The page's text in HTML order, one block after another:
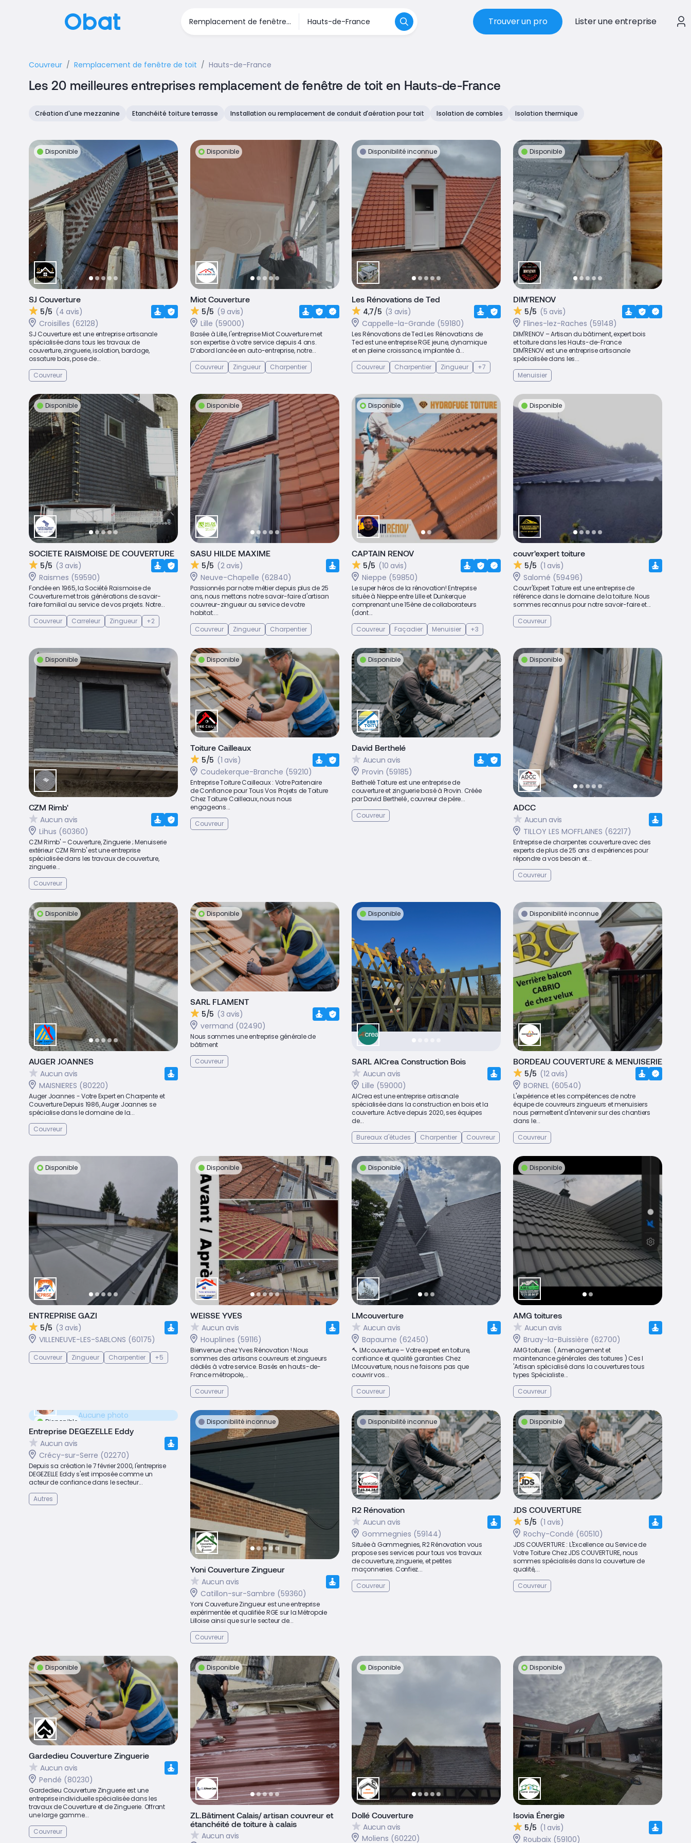
Trouver un pro Lister une entreprise
Couvreur Remplacement de fenêtre de toit Hauts-de-France
Les 20 meilleures entreprises remplacement de fenêtre de toit en Hauts-de-France
Création d'une mezzanine Etanchéité toiture terrasse Installation ou remplacement de conduit d'aération pour toit Isolation de combles Isolation thermique
Disponible
SJ Couverture
5/5 (4 avis)
Croisilles (62128)
SJ Couverture est une entreprise artisanale
spécialisée dans tous les travaux de
couverture, zinguerie, isolation, bardage,
ossature bois, pose de...
Couvreur
Disponible
Miot Couverture
5/5 (9 avis)
Lille (59000)
Basée à Lille, l'entreprise Miot Couverture met
son expertise à votre service depuis 4 ans.
D’abord lancée en auto-entreprise, notre...
Couvreur
Zingueur Charpentier
Disponibilité inconnue
Les Rénovations de Ted
4,7/5 (3 avis)
Cappelle-la-Grande (59180)
Les Rénovations de Ted Les Rénovations de
Ted est une entreprise RGE jeune, dynamique
et en pleine croissance, implantée à...
Couvreur
Charpentier Zingueur +7
Disponible
DIM'RENOV
5/5 (5 avis)
Flines-lez-Raches (59148)
DIM'RENOV – Artisan du bâtiment, expert bois
et toiture dans les Hauts-de-France
DIM'RENOV est une entreprise artisanale
spécialisée dans les...
Menuisier
Disponible
SOCIETE RAISMOISE DE COUVERTURE
5/5 (3 avis)
Raismes (59590)
Fondée en 1965, la Société Raismoise de
Couverture met trois générations de savoir-
faire familial au service de vos projets. Notre...
Couvreur
Carreleur Zingueur +2
Disponible
SASU HILDE MAXIME
5/5 (2 avis)
Neuve-Chapelle (62840)
Passionnés par notre métier depuis plus de 25
ans, nous mettons notre savoir-faire d'artisan
couvreur-zingueur au service de votre
habitat....
Couvreur
Zingueur Charpentier
Disponible
CAPTAIN RENOV
5/5 (10 avis)
Nieppe (59850)
Le super héros de la rénovation! Entreprise
située à Nieppe entre Lille et Dunkerque
comprenant une 15ène de collaborateurs
(dont...
Couvreur
Façadier Menuisier +3
Disponible
couvr'expert toiture
5/5 (1 avis)
Salomé (59496)
Couvr'Expert Toiture est une entreprise de
référence dans le domaine de la toiture. Nous
sommes reconnus pour notre savoir-faire et...
Couvreur
Disponible
CZM Rimb'
Aucun avis
Lihus (60360)
CZM Rimb' – Couverture, Zinguerie ; Menuiserie
extérieur CZM Rimb' est une entreprise
spécialisée dans les travaux de couverture,
zinguerie...
Couvreur
Disponible
Toiture Cailleaux
5/5 (1 avis)
Coudekerque-Branche (59210)
Entreprise Toiture Cailleaux : Votre Partenaire
de Confiance pour Tous Vos Projets de Toiture
Chez Toiture Cailleaux, nous nous
engageons...
Couvreur
Disponible
David Berthelé
Aucun avis
Provin (59185)
Berthelé Toiture est une entreprise de
couverture et zinguerie basé à Provin. Créée
par David Berthelé , couvreur de pére...
Couvreur
Disponible
ADCC
Aucun avis
TILLOY LES MOFFLAINES (62217)
Entreprise de charpentes couverture avec des
experts de plus de 25 ans d expériences pour
répondre a vos besoin et...
Couvreur
Disponible
AUGER JOANNES
Aucun avis
MAISNIERES (80220)
Auger Joannes - Votre Expert en Charpente et
Couverture Depuis 1986, Auger Joannes se
spécialise dans le domaine de la...
Couvreur
Disponible
SARL FLAMENT
5/5 (3 avis)
vermand (02490)
Nous sommes une entreprise générale de
bâtiment
Couvreur
Disponible
SARL AlCrea Construction Bois
Aucun avis
Lille (59000)
AlCrea est une entreprise artisanale
spécialisée dans la construction en bois et la
couverture. Active depuis 2020, ses équipes
de...
Bureaux d'études
Charpentier Couvreur
Disponibilité inconnue
BORDEAU COUVERTURE & MENUISERIE
5/5 (12 avis)
BORNEL (60540)
L'expérience et les compétences de notre
équipe de couvreurs zingueurs et menuisiers
nous permettent d'intervenir sur des chantiers
dans le...
Couvreur
Disponible
ENTREPRISE GAZI
5/5 (3 avis)
VILLENEUVE-LES-SABLONS (60175)
Couvreur Zingueur Charpentier +5
Disponible
WEISSE YVES
Aucun avis
Houplines (59116)
Bienvenue chez Yves Rénovation ! Nous
sommes des artisans couvreurs et zingueurs
dédiés à votre service. Basés en hauts-de-
France métropole,...
Couvreur
Disponible
LMcouverture
Aucun avis
Bapaume (62450)
🔨 LMcouverture – Votre expert en toiture,
confiance et qualité garanties Chez
LMcouverture, nous ne faisons pas que
couvrir vos...
Couvreur
Disponible
AMG toitures
Aucun avis
Bruay-la-Buissière (62700)
AMG toitures. ( Amenagement et
maintenance générales des toitures ) Ces l
'Artisan spécialisé dans la couvertures tous
types Spécialiste...
Couvreur
Disponible
Aucune photo
Entreprise DEGEZELLE Eddy
Aucun avis
Crécy-sur-Serre (02270)
Depuis sa création le 7 février 2000, l'entreprise
DEGEZELLE Eddy s'est imposée comme un
acteur de confiance dans le secteur...
Autres
Disponibilité inconnue
Yoni Couverture Zingueur
Aucun avis
Catillon-sur-Sambre (59360)
Yoni Couverture Zingueur est une entreprise
expérimentée et qualifiée RGE sur la Métropole
Lilloise ainsi que sur le secteur de...
Couvreur
Disponibilité inconnue
R2 Rénovation
Aucun avis
Gommegnies (59144)
Située à Gommegnies, R2 Rénovation vous
propose ses services pour tous vos travaux
de couverture, zinguerie, et petites
maçonneries. Confiez...
Couvreur
Disponible
JDS COUVERTURE
5/5 (1 avis)
Rochy-Condé (60510)
JDS COUVERTURE : L'Excellence au Service de
Votre Toiture Chez JDS COUVERTURE, nous
sommes spécialisés dans la couverture de
qualité,...
Couvreur
Disponible
Gardedieu Couverture Zinguerie
Aucun avis
Pendé (80230)
Gardedieu Couverture Zinguerie est une
entreprise individuelle spécialisée dans les
travaux de Couverture et de Zinguerie. Offrant
une large gamme...
Couvreur
Disponible
ZL.Bâtiment Calais/ artisan couvreur et
étanchéité de toiture à calais
Aucun avis
Disponible
Dollé Couverture
Aucun avis
Moliens (60220)
Disponible
Isovia Énergie
5/5 (1 avis)
Roubaix (59100)